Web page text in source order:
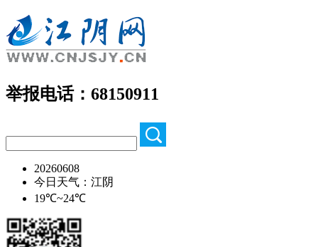
举报电话：68150911
20260608
今日天气：江阴
19℃~24℃